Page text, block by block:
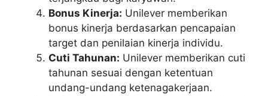
Bonus Kinerja: Unilever memberikan
bonus kinerja berdasarkan pencapaian
target dan penilaian kinerja individu.
Cuti Tahunan: Unilever memberikan cuti
tahunan sesuai dengan ketentuan
undang-undang ketenagakerjaan.